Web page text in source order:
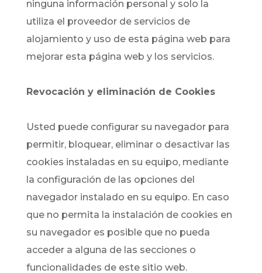
ninguna información personal y solo la
utiliza el proveedor de servicios de
alojamiento y uso de esta página web para
mejorar esta página web y los servicios.
Revocación y eliminación de Cookies
Usted puede configurar su navegador para
permitir, bloquear, eliminar o desactivar las
cookies instaladas en su equipo, mediante
la configuración de las opciones del
navegador instalado en su equipo. En caso
que no permita la instalación de cookies en
su navegador es posible que no pueda
acceder a alguna de las secciones o
funcionalidades de este sitio web.